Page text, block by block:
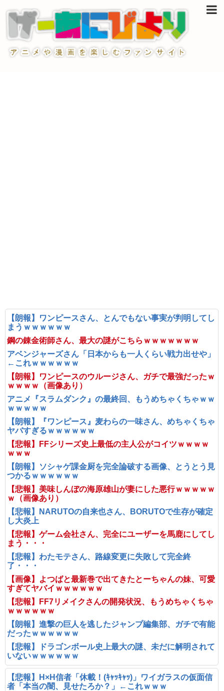
【朗報】ワンピースさん、とんでもない事実が判明してし
まうｗｗｗｗｗｗ
鋼の錬金術師さん、最大の謎がこちらｗｗｗｗｗｗｗ
アベンジャーズさん「日本からも一人くらい戦力出せや」
←これｗｗｗｗｗｗ
【朗報】ワンピースのウルージさん、ガチで最強だったｗ
ｗｗｗｗ（画像あり）
アニメ『スラムダンク』の最終回、もうめちゃくちゃｗｗ
ｗｗｗｗｗ
【朗報】『ワンピース』麦わらの一味さん、めちゃくちゃ
ヤバすぎるｗｗｗｗｗｗ
【悲報】FFシリーズ史上最低の主人公がコイツｗｗｗｗ
ｗｗｗ
【朗報】ソシャゲ課金厨を完全論破する画像、とうとう見
つかるｗｗｗｗｗｗ
【悲報】美味しんぼの海原雄山が妻にした悪行ｗｗｗｗｗ
ｗ（画像あり）
【悲報】NARUTOの自来也さん、BORUTOで生存が確定
し大炎上
【悲報】ゲーム会社さん、完全にユーザーを馬鹿にしてし
まう・・・
【悲報】わたモテさん、路線変更に失敗して完全終
了・・・
【画像】よつばと最新巻で出てきたとーちゃんの妹、可愛
すぎてヤバイｗｗｗｗｗｗ
【悲報】FF7リメイクさんの開発状況、もうめちゃくちゃ
ｗｗｗｗｗｗ
【朗報】進撃の巨人を逃したジャンプ編集部、ガチで有能
だったｗｗｗｗｗｗ
【悲報】ドラゴンボール史上最大の謎、未だに解明されて
いないｗｗｗｗｗｗ
【悲報】H×H信者「休載！(ｷｬｯｷｬｯ)」ワイガラスの仮面信
者「本当の闇、見せたろか？」←これｗｗｗ